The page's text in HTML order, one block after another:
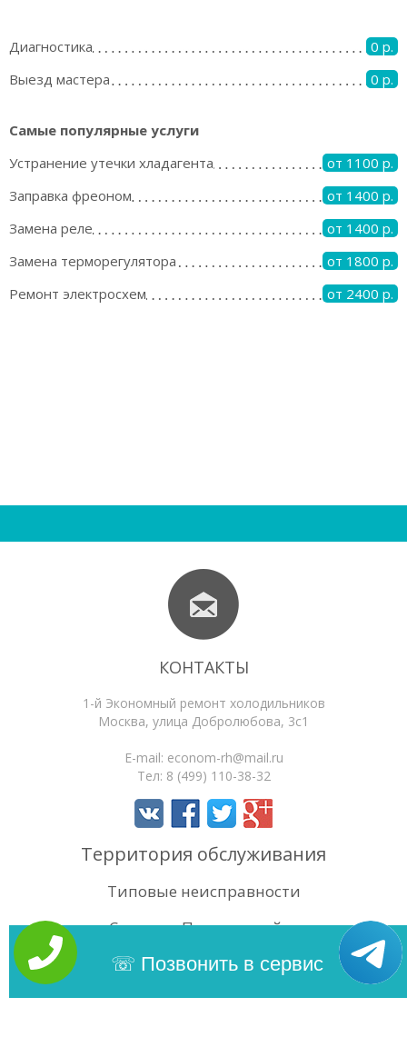
Диагностика
0 р.
Выезд мастера
0 р.
Самые популярные услуги
Устранение утечки хладагента
от 1100 р.
Заправка фреоном
от 1400 р.
Замена реле
от 1400 р.
Замена терморегулятора
от 1800 р.
Ремонт электросхем
от 2400 р.
КОНТАКТЫ
1-й Экономный ремонт холодильников
Москва, улица Добролюбова, 3с1
E-mail: econom-rh@mail.ru
Тел: 8 (499) 110-38-32
Территория обслуживания
Типовые неисправности
Статьи
Поиск по сайту
Позвонить в сервис